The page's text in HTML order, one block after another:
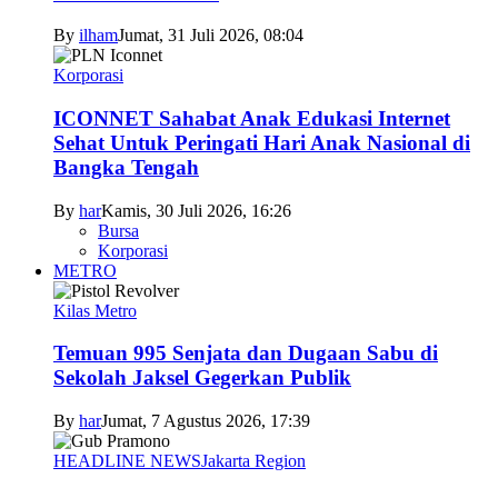
By ilhamJumat, 31 Juli 2026, 08:04
Korporasi
ICONNET Sahabat Anak Edukasi Internet
Sehat Untuk Peringati Hari Anak Nasional di
Bangka Tengah
By harKamis, 30 Juli 2026, 16:26
Bursa
Korporasi
METRO
Kilas Metro
Temuan 995 Senjata dan Dugaan Sabu di
Sekolah Jaksel Gegerkan Publik
By harJumat, 7 Agustus 2026, 17:39
HEADLINE NEWSJakarta Region